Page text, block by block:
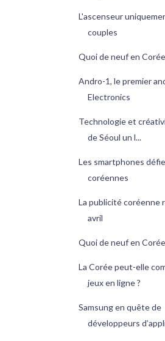
L'ascenseur
couples
Quoi de neuf en
Andro-1, le premier
Electronics
Technologie et
de Séoul un l...
Les smartphones
coréennes
La publicité coréenne
avril
Quoi de neuf en
La Corée peut-elle
jeux en ligne ?
Samsung en quête de
développeurs